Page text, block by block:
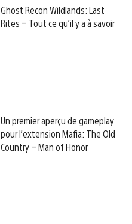
Ghost Recon Wildlands: Last
Rites – Tout ce qu’il y a à savoir
Un premier aperçu de gameplay
pour l’extension Mafia: The Old
Country – Man of Honor